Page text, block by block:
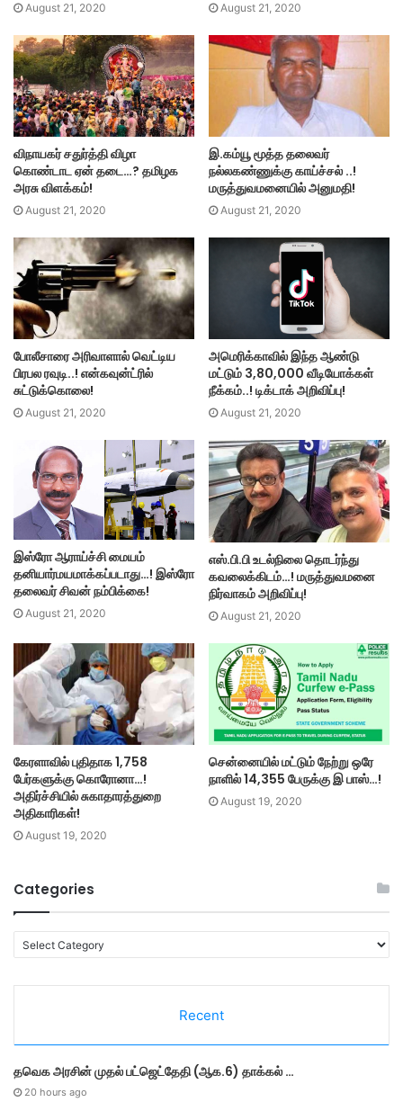
August 21, 2020 August 21, 2020
விநாயகர் சதுர்த்தி விழா
கொண்டாட ஏன் தடை…? தமிழக
அரசு விளக்கம்!
August 21, 2020
இ.கம்யூ மூத்த தலைவர்
நல்லகண்ணுக்கு காய்ச்சல் ..!
மருத்துவமனையில் அனுமதி!
August 21, 2020
போலீசாரை அரிவாளால் வெட்டிய
பிரபல ரவுடி..! என்கவுன்ட்ரில்
சுட்டுக்கொலை!
August 21, 2020
அமெரிக்காவில் இந்த ஆண்டு
மட்டும் 3,80,000 வீடியோக்கள்
நீக்கம்..! டிக்டாக் அறிவிப்பு!
August 21, 2020
இஸ்ரோ ஆராய்ச்சி மையம்
தனியார்மயமாக்கப்படாது…! இஸ்ரோ
தலைவர் சிவன் நம்பிக்கை!
August 21, 2020
எஸ்.பி.பி உடல்நிலை தொடர்ந்து
கவலைக்கிடம்…! மருத்துவமனை
நிர்வாகம் அறிவிப்பு!
August 21, 2020
கேரளாவில் புதிதாக 1,758
பேர்களுக்கு கொரோனா…!
அதிர்ச்சியில் சுகாதாரத்துறை
அதிகாரிகள்!
August 19, 2020
சென்னையில் மட்டும் நேற்று ஒரே
நாளில் 14,355 பேருக்கு இ பாஸ்…!
August 19, 2020
Categories
a
i
e
Recent
தவெக அரசின் முதல் பட்​ஜெட்தேதி (ஆக.6) தாக்​கல் …
20 hours ago